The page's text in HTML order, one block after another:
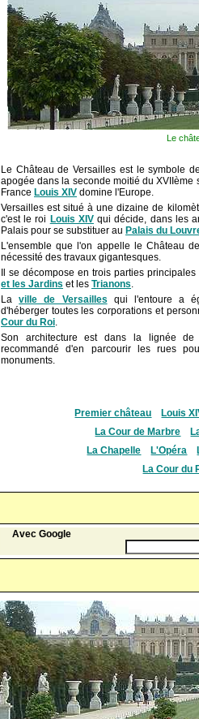
Le
Le Château de Versailles est le symbole
apogée dans la seconde moitié du XVIIème
France Louis XIV domine l'Europe.
Versailles est situé à une dizaine de
c'est le roi Louis XIVqui décide, dans les
Palais pour se substituer au Palais du
L'ensemble que l'on appelle le Château
nécessité des travaux gigantesques.
Il se décompose en trois parties
et les Jardins et les Trianons.
Laville de Versailles qui l'entoure a
d'héberger toutes les corporations et
Cour du Roi.
Son architecture est dans la lignée
recommandé d'en parcourir les rues
monuments.
Premier château
Louis
La Cour de Marbre
La Chapelle
L'Opéra
La Cour du
Avec Google